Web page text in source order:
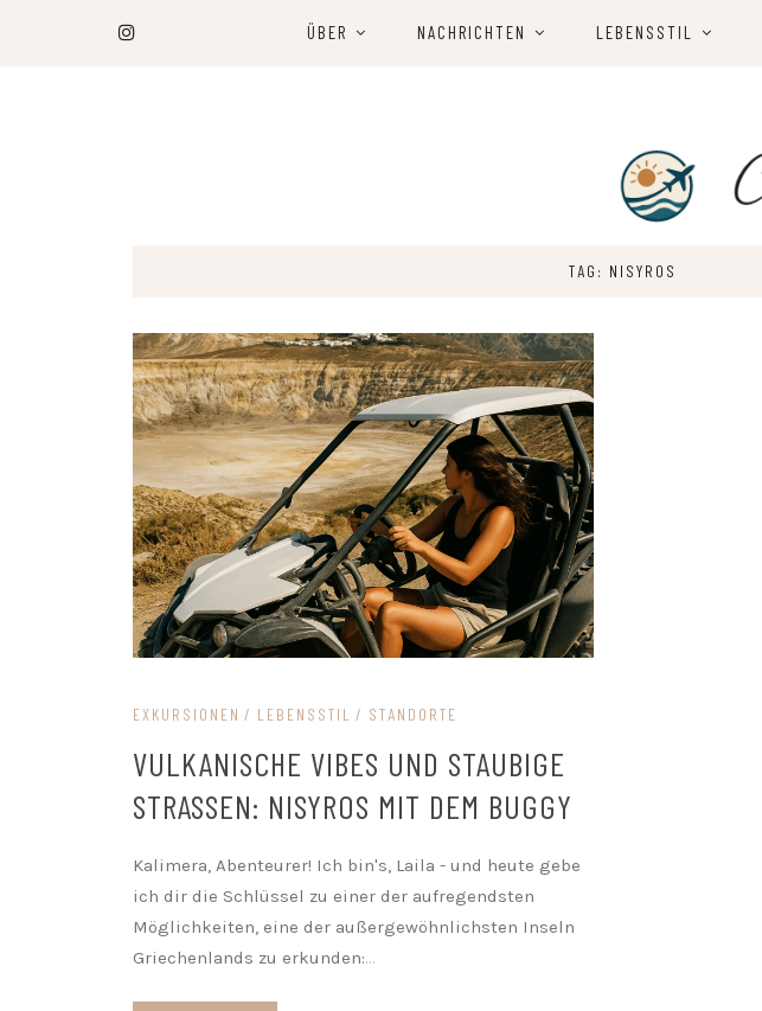
ÜBER NACHRICHTEN LEBENSSTIL
TAG: NISYROS
EXKURSIONEN LEBENSSTIL STANDORTE
VULKANISCHE VIBES UND STAUBIGE
STRASSEN: NISYROS MIT DEM BUGGY
Kalimera, Abenteurer! Ich bin's, Laila - und heute gebe
ich dir die Schlüssel zu einer der aufregendsten
Möglichkeiten, eine der außergewöhnlichsten Inseln
Griechenlands zu erkunden:...